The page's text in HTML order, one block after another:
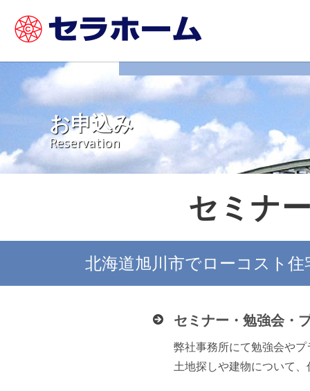
お申込み
Reservation
セミナ
北海道旭川市でローコスト
セミナー・勉強会・
弊社事務所にて勉強会やプ
土地探しや建物について